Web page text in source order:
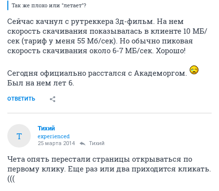
Так же плохо или "летает"?
Сейчас качнул с рутреккера 3д-фильм. На нем
скорость скачивания показывалась в клиенте 10 МБ/
сек (тариф у меня 55 Mб/сек). Но обычно пиковая
скорость скачивания около 6-7 МБ/сек. Хорошо!
Сегодня официально расстался с Академоргом.
Был на нем лет 6.
ОТВЕТИТЬ
Т
Тихий
experienced
25 марта 2014 Тихий
Чета опять перестали страницы открываться по
первому клику. Еще раз или два приходится кликать.
(((